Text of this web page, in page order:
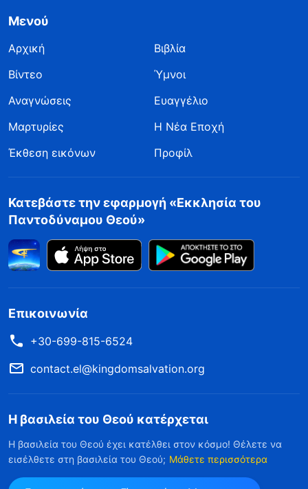
Μενού
Αρχική
Βιβλία
Βίντεο
Ύμνοι
Αναγνώσεις
Ευαγγέλιο
Μαρτυρίες
Η Νέα Εποχή
Έκθεση εικόνων
Προφίλ
Κατεβάστε την εφαρμογή «Εκκλησία του
Παντοδύναμου Θεού»
Επικοινωνία
+30-699-815-6524
contact.el@kingdomsalvation.org
Η βασιλεία του Θεού κατέρχεται
Η βασιλεία του Θεού έχει κατέλθει στον κόσμο! Θέλετε να
εισέλθετε στη βασιλεία του Θεού; Μάθετε περισσότερα